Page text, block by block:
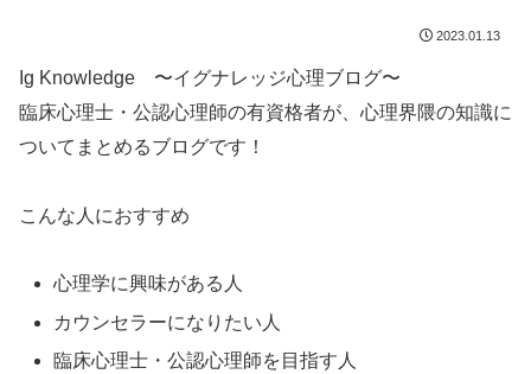
2023.01.13
Ig Knowledge 〜イグナレッジ心理ブログ〜
臨床心理士・公認心理師の有資格者が、心理界隈の知識に
ついてまとめるブログです！
こんな人におすすめ
心理学に興味がある人
カウンセラーになりたい人
臨床心理士・公認心理師を目指す人